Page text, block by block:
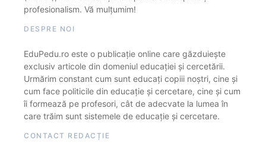
profesionalism. Vă mulțumim!
DESPRE NOI
EduPedu.ro este o publicație online care găzduiește
exclusiv articole din domeniul educației și cercetării.
Urmărim constant cum sunt educați copiii noștri, cine și
cum face politicile din educație și cercetare, cine și cum
îi formează pe profesori, cât de adecvate la lumea în
care trăim sunt sistemele de educație și cercetare.
CONTACT REDACȚIE